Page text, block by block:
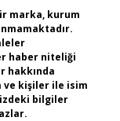
marka, kurum
haber niteliği
hakkında
ve kişiler ile isim
bilgiler